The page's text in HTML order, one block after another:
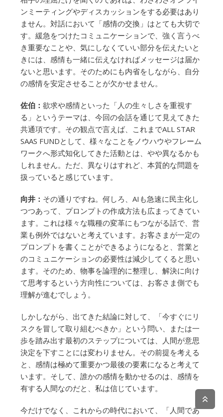
ンミーティングやディスカッションをする必要はあり
ません。対話において「感情の交換」はとても大切で
す。緩急をつけたコミュニケーションで、強く言うべ
き重要なことや、気にしなくていい部分を伝えたいと
きには、感情も一緒に伝えなければメッセージは届か
ないと思います。そのためにも内省をしながら、自分
の感情を安定させることが欠かせません。
佐伯： 欲求や感情といった「人の生々しさを重視す
る」というテーマは、今回の会話を通じて見えてきた
共通項です。その観点で言えば、これまでALL STAR
SAAS FUNDとして、様々なことをノウハウやフレーム
ワークへ形式知化してきた活動とは、やや異なるかも
しれません。ただ、異なりはすれど、本質的な問題を
扱っていると感じています。
向井： その通りですね。何しろ、AIも急速に民主化し
つつあって、プロンプトの作成方法も広まってきてい
ます。これは様々な職種の変革にもつながる話で、営
業も例外ではないと考えています。お客さまが一定の
プロンプトを書くことができるようになると、営業と
のコミュニケーションの必要性は減少してくると思い
ます。そのため、物事を論理的に整理し、解決に向け
て思考するという方向性については、お客さま側でも
理解が進むでしょう。
しかしながら、出てきた結論に対して、「今すぐにリ
スクを冒して取り組むべきか」という問い、または一
歩を踏み出す最初のステップについては、人間が意思
決定を下すことには変わりません。その前提を考える
と、感情は極めて重要かつ最後の要素になると考えて
います。そして、誰かの感情を動かせるのは、感情を
有する人間なのだと、私は信じています。
今だけでなく、これからの時代において、「人間であ